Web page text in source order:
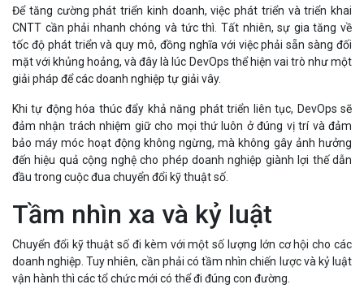
Để tăng cường phát triển kinh doanh, việc phát triển và triển khai
CNTT cần phải nhanh chóng và tức thì. Tất nhiên, sự gia tăng về
tốc độ phát triển và quy mô, đồng nghĩa với việc phải sẵn sàng đối
mặt với khủng hoảng, và đây là lúc DevOps thể hiện vai trò như một
giải pháp để các doanh nghiệp tự giải vây.
Khi tự động hóa thúc đẩy khả năng phát triển liên tục, DevOps sẽ
đảm nhận trách nhiệm giữ cho mọi thứ luôn ở đúng vị trí và đảm
bảo máy móc hoạt động không ngừng, mà không gây ảnh hưởng
đến hiệu quả cộng nghệ cho phép doanh nghiệp giành lợi thế dẫn
đầu trong cuộc đua chuyển đổi kỹ thuật số.
Tầm nhìn xa và kỷ luật
Chuyển đổi kỹ thuật số đi kèm với một số lượng lớn cơ hội cho các
doanh nghiệp. Tuy nhiên, cần phải có tầm nhìn chiến lược và kỷ luật
vận hành thì các tổ chức mới có thể đi đúng con đường.